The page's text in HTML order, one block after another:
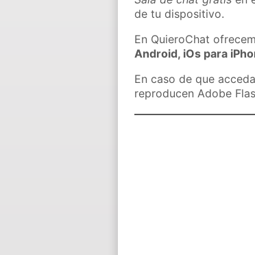
de tu dispositivo.
En QuieroChat
Android, iOs para
En caso de que
reproducen Adobe